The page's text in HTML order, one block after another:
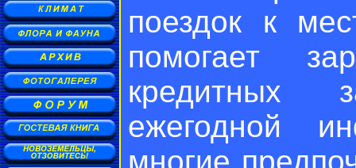
поездок к
помогает
кредитных
ежегодной
многие